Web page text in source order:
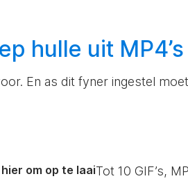
hulle uit MP4’s
En as dit fyner ingestel
om op te laaiTot 10 GIF’s,